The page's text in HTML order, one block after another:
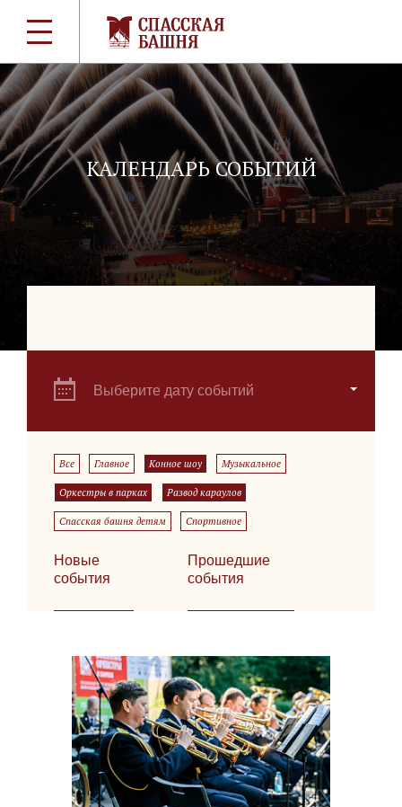
КАЛЕНДАРЬ СОБЫТИЙ
Выберите дату событий
Все Главное Конное шоу Музыкальное
Оркестры в парках Развод караулов
Спасская башня детям Спортивное
Новые
события
Прошедшие
события